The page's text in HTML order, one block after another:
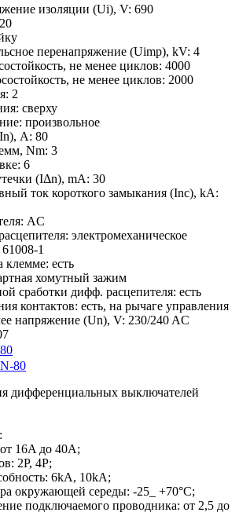
изоляции (Ui), V: 690
перенапряжение (Uimp), kV: 4
не менее циклов: 4000
не менее циклов: 2000
2
сверху
произвольное
A: 80
Nm: 3
6
(IΔn), mA: 30
ток короткого замыкания (Inc), kA:
AC
электромеханическое
1
клемме: есть
хомутный зажим
сработки дифф. расцепителя: есть
контактов: есть, на рычаге управления
напряжение (Un), V: 230/240 AC
80
дифференциальных выключателей
16A до 40A;
2P, 4P;
6kA, 10kA;
окружающей середы: -25_ +70°С;
подключаемого проводника: от 2,5 до